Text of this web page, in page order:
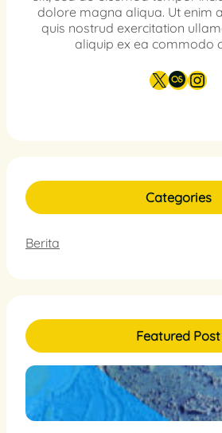
dolore magna aliqua. Ut enim
quis nostrud exercitation
aliquip ex ea commodo
X Last.fmInstagram
Categories
Berita
Featured Post